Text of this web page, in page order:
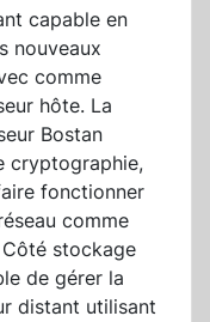
capable en
nouveaux
comme
hôte. La
Bostan
cryptographie,
fonctionner
comme
Côté stockage
de gérer la
distant utilisant